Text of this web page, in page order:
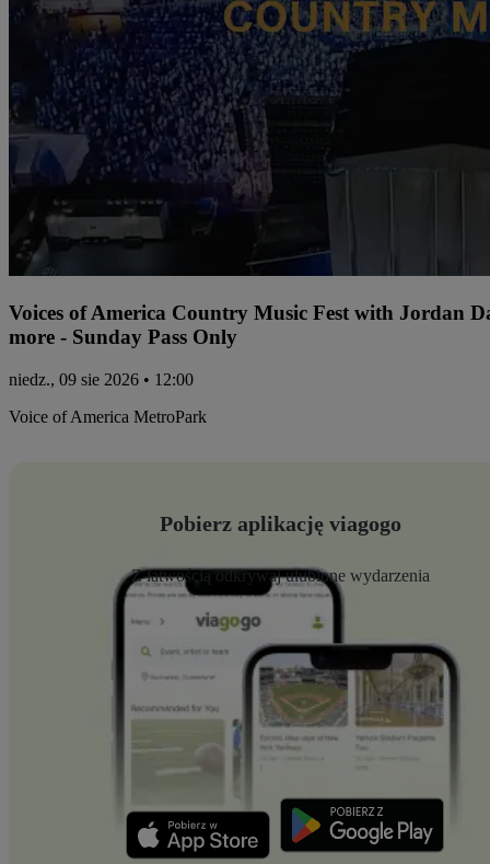
Voices of America Country Music Fest with Jordan
more - Sunday Pass Only
niedz., 09 sie 2026 • 12:00
Voice of America MetroPark
Pobierz aplikację viagogo
Z łatwością odkrywaj ulubione wydarzenia